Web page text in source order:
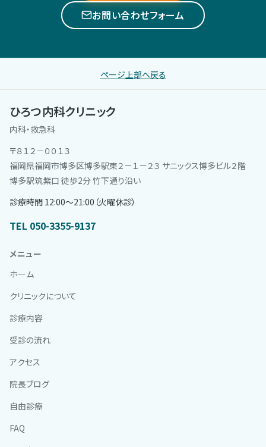
お問い合わせフォーム
ページ上部へ戻る
ひろつ内科クリニック
内科・救急科
〒８１２－００１３
福岡県福岡市博多区博多駅東２－１－２３ サニックス博多ビル２階
博多駅筑紫口 徒歩2分 竹下通り沿い
診療時間 12:00〜21:00（火曜休診）
TEL 050-3355-9137
メニュー
ホーム
クリニックについて
診療内容
受診の流れ
アクセス
院長ブログ
自由診療
FAQ